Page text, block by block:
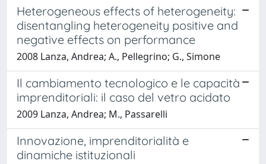
Heterogeneous effects of heterogeneity:
disentangling heterogeneity positive and
negative effects on performance
2008 Lanza, Andrea; A., Pellegrino; G., Simone
Il cambiamento tecnologico e le capacità
imprenditoriali: il caso del vetro acidato
2009 Lanza, Andrea; M., Passarelli
Innovazione, imprenditorialità e
dinamiche istituzionali